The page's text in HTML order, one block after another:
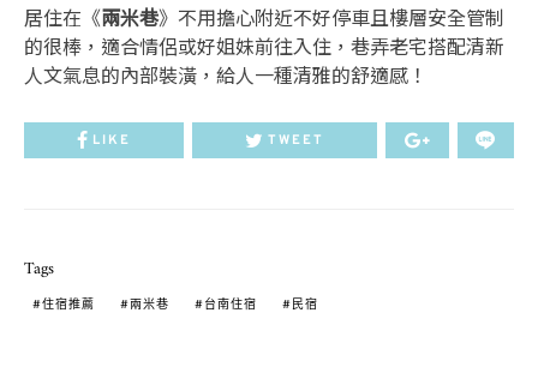
居住在《兩米巷》不用擔心附近不好停車且樓層安全管制
的很棒，適合情侶或好姐妹前往入住，巷弄老宅搭配清新
人文氣息的內部裝潢，給人一種清雅的舒適感！
LIKE TWEET
Tags
住宿推薦 兩米巷 台南住宿 民宿